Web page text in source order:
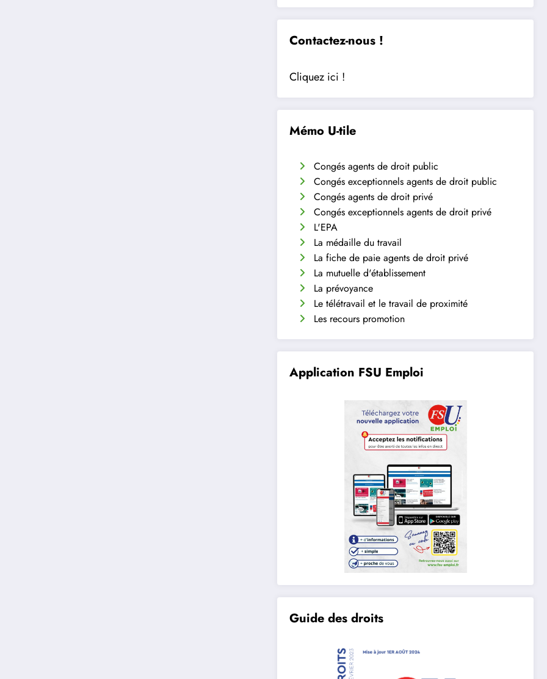
Contactez-nous !
Cliquez ici !
Mémo U-tile
Congés agents de droit public
Congés exceptionnels agents de droit public
Congés agents de droit privé
Congés exceptionnels agents de droit privé
L'EPA
La médaille du travail
La fiche de paie agents de droit privé
La mutuelle d'établissement
La prévoyance
Le télétravail et le travail de proximité
Les recours promotion
Application FSU Emploi
Guide des droits